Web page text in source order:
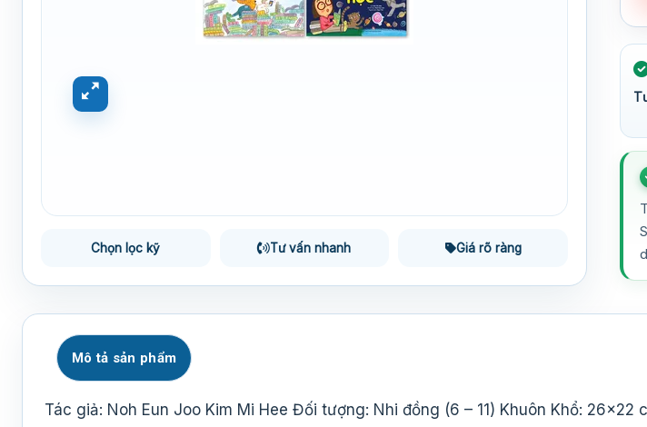
Chọn lọc kỹ Tư vấn nhanh Giá rõ ràng
Mô tả sản phẩm
Tác giả: Noh Eun Joo Kim Mi Hee Đối tượng: Nhi đồng (6 – 11) Khuôn Khổ: 26×22